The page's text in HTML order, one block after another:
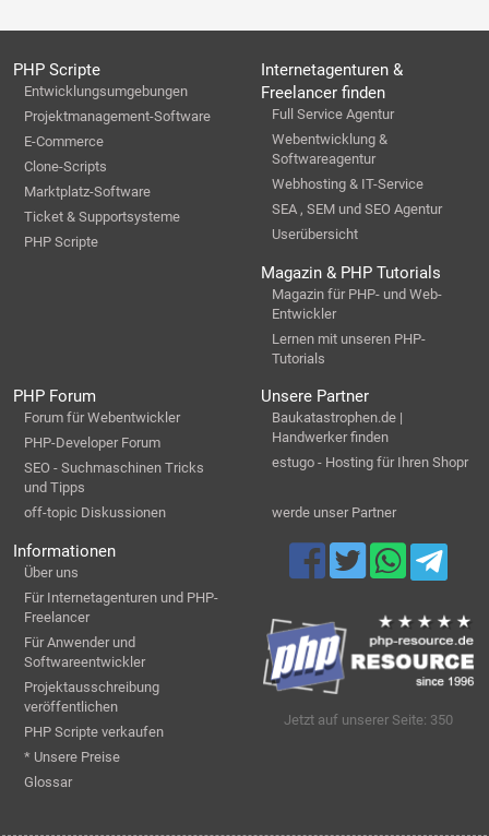
PHP Scripte
Entwicklungsumgebungen
Projektmanagement-Software
E-Commerce
Clone-Scripts
Marktplatz-Software
Ticket & Supportsysteme
PHP Scripte
Internetagenturen &
Freelancer finden
Full Service Agentur
Webentwicklung &
Softwareagentur
Webhosting & IT-Service
SEA , SEM und SEO Agentur
Userübersicht
Magazin & PHP Tutorials
Magazin für PHP- und Web-
Entwickler
Lernen mit unseren PHP-
Tutorials
PHP Forum
Forum für Webentwickler
PHP-Developer Forum
SEO - Suchmaschinen Tricks
und Tipps
off-topic Diskussionen
Unsere Partner
Baukatastrophen.de |
Handwerker finden
estugo - Hosting für Ihren Shopr
werde unser Partner
Informationen
Über uns
Für Internetagenturen und PHP-
Freelancer
Für Anwender und
Softwareentwickler
Projektausschreibung
veröffentlichen
PHP Scripte verkaufen
* Unsere Preise
Glossar
Jetzt auf unserer Seite: 350